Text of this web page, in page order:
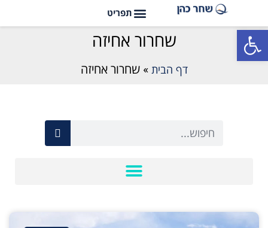
פתח סרגל נגישות שחרור אחיזה
דף הבית »שחרור אחיזה